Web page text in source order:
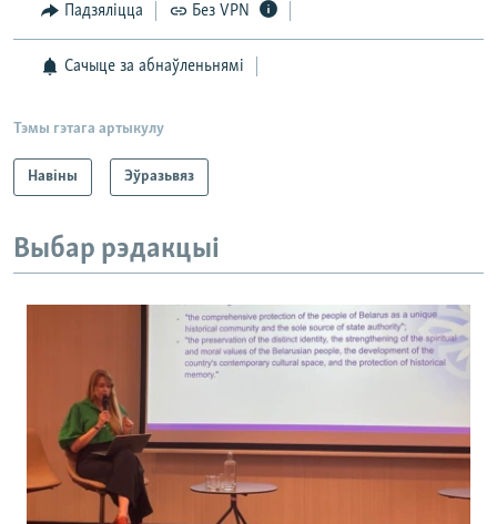
Падзяліцца Без VPN
Сачыце за абнаўленьнямі
Тэмы гэтага артыкулу
Навіны Эўразьвяз
Выбар рэдакцыі